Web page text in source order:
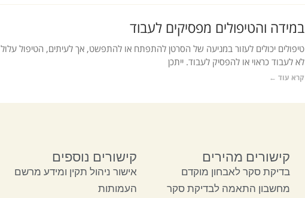
במידה והטיפולים מפסיקים לעבוד
טיפולים יכולים לעזור במניעה של הסרטן להתפתח או להתפשט, אך לעיתים, הטיפול עלול
לא לעבוד כראוי או להפסיק לעבוד. ייתכן
קרא עוד ←
קישורים מהירים
בדיקת סקר לאבחון מוקדם
מחשבון התאמה לבדיקת סקר
קישורים נוספים
אישור ניהול תקין ומידע מרשם
העמותות